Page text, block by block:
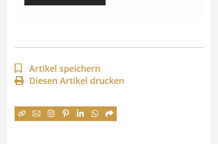
p
a
n
e
Artikel speichern
Diesen Artikel drucken